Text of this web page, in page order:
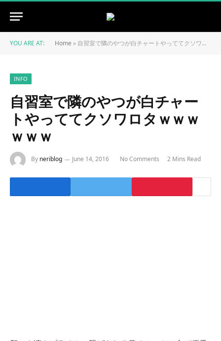
YOU ARE AT: Home » 自習室で隣のやつが白チャートやっててクソワロタｗｗｗｗｗｗ
INFO
自習室で隣のやつが白チャー
トやっててクソワロタｗｗｗ
ｗｗｗ
By neriblog June 14, 2016 No Comments 2 Mins Read